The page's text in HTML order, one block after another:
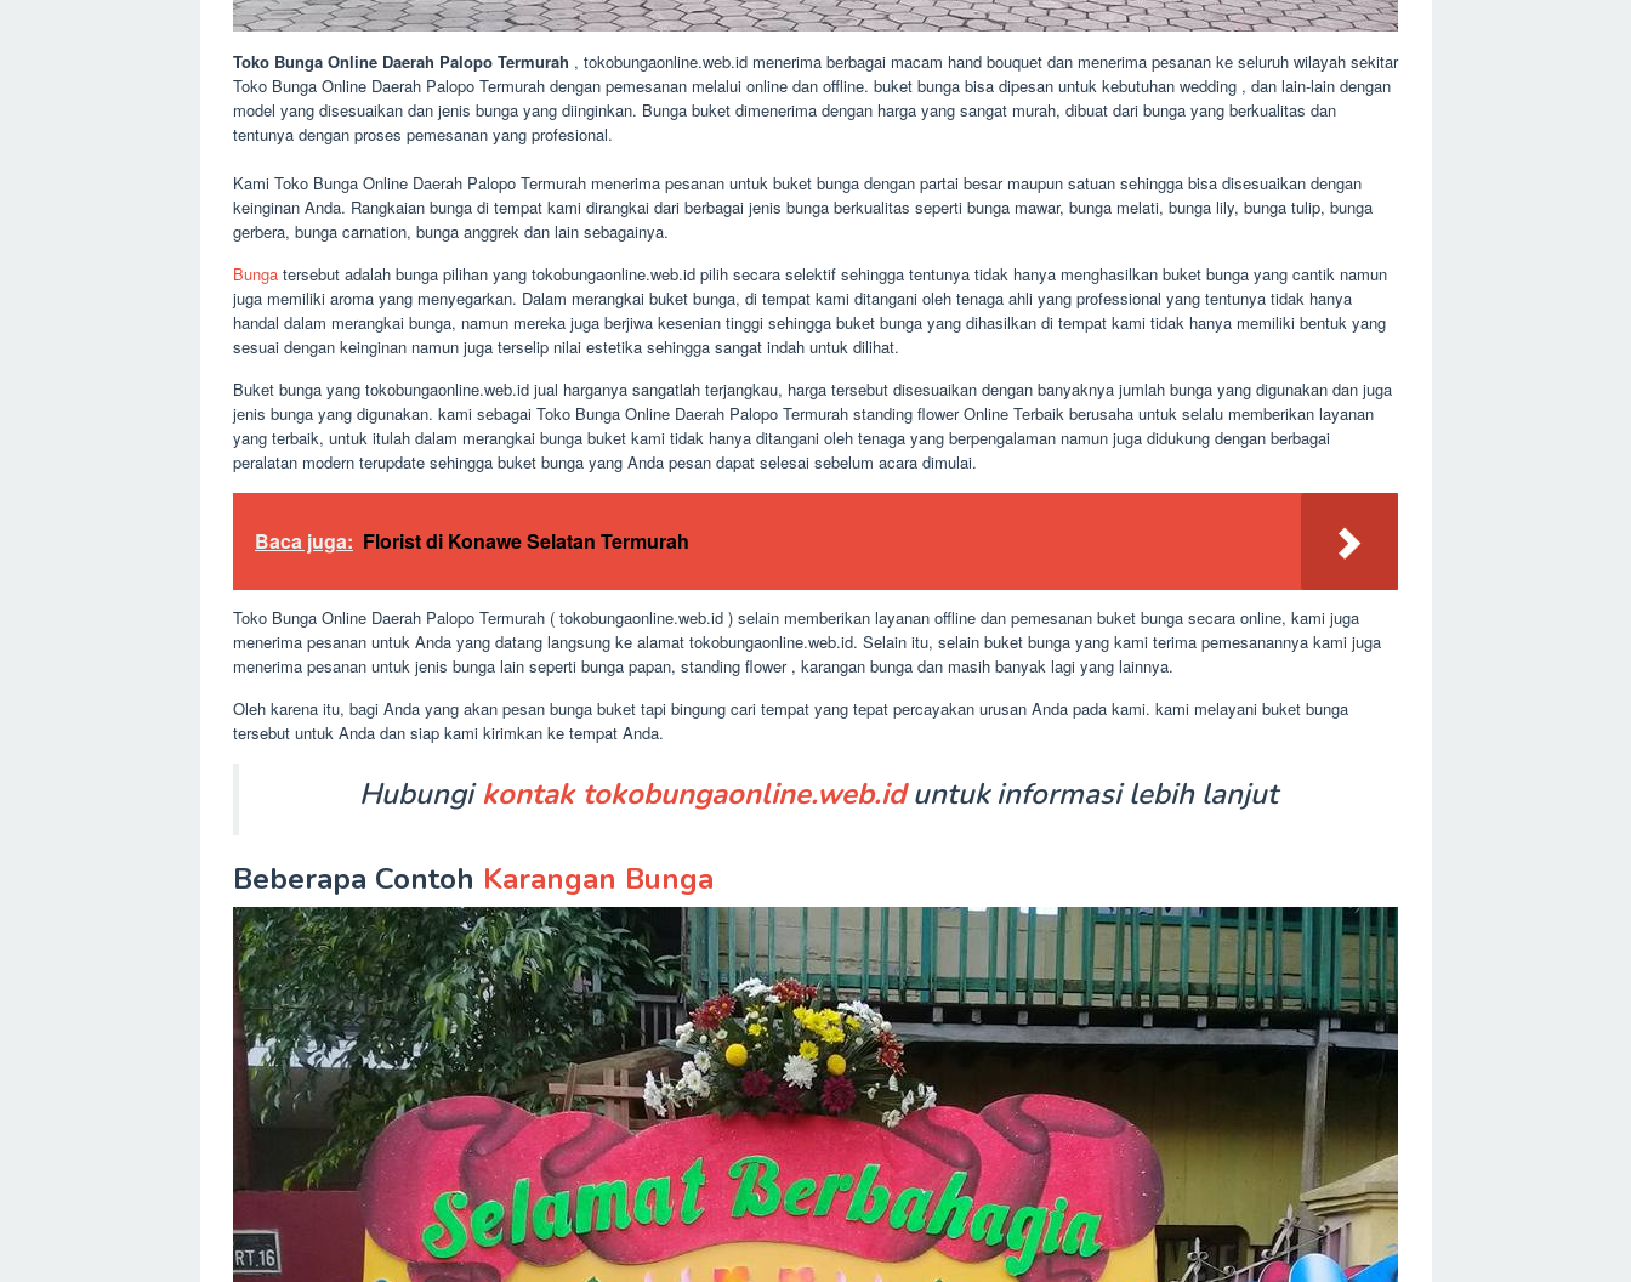
Toko Bunga Online Daerah Palopo Termurah , tokobungaonline.web.id menerima berbagai macam hand bouquet dan menerima pesanan ke seluruh wilayah sekitar
Toko Bunga Online Daerah Palopo Termurah dengan pemesanan melalui online dan offline. buket bunga bisa dipesan untuk kebutuhan wedding , dan lain-lain dengan
model yang disesuaikan dan jenis bunga yang diinginkan. Bunga buket dimenerima dengan harga yang sangat murah, dibuat dari bunga yang berkualitas dan
tentunya dengan proses pemesanan yang profesional.
Kami Toko Bunga Online Daerah Palopo Termurah menerima pesanan untuk buket bunga dengan partai besar maupun satuan sehingga bisa disesuaikan dengan
keinginan Anda. Rangkaian bunga di tempat kami dirangkai dari berbagai jenis bunga berkualitas seperti bunga mawar, bunga melati, bunga lily, bunga tulip, bunga
gerbera, bunga carnation, bunga anggrek dan lain sebagainya.
Bunga tersebut adalah bunga pilihan yang tokobungaonline.web.id pilih secara selektif sehingga tentunya tidak hanya menghasilkan buket bunga yang cantik namun
juga memiliki aroma yang menyegarkan. Dalam merangkai buket bunga, di tempat kami ditangani oleh tenaga ahli yang professional yang tentunya tidak hanya
handal dalam merangkai bunga, namun mereka juga berjiwa kesenian tinggi sehingga buket bunga yang dihasilkan di tempat kami tidak hanya memiliki bentuk yang
sesuai dengan keinginan namun juga terselip nilai estetika sehingga sangat indah untuk dilihat.
Buket bunga yang tokobungaonline.web.id jual harganya sangatlah terjangkau, harga tersebut disesuaikan dengan banyaknya jumlah bunga yang digunakan dan juga
jenis bunga yang digunakan. kami sebagai Toko Bunga Online Daerah Palopo Termurah standing flower Online Terbaik berusaha untuk selalu memberikan layanan
yang terbaik, untuk itulah dalam merangkai bunga buket kami tidak hanya ditangani oleh tenaga yang berpengalaman namun juga didukung dengan berbagai
peralatan modern terupdate sehingga buket bunga yang Anda pesan dapat selesai sebelum acara dimulai.
Baca juga: Florist di Konawe Selatan Termurah
Toko Bunga Online Daerah Palopo Termurah ( tokobungaonline.web.id ) selain memberikan layanan offline dan pemesanan buket bunga secara online, kami juga
menerima pesanan untuk Anda yang datang langsung ke alamat tokobungaonline.web.id. Selain itu, selain buket bunga yang kami terima pemesanannya kami juga
menerima pesanan untuk jenis bunga lain seperti bunga papan, standing flower , karangan bunga dan masih banyak lagi yang lainnya.
Oleh karena itu, bagi Anda yang akan pesan bunga buket tapi bingung cari tempat yang tepat percayakan urusan Anda pada kami. kami melayani buket bunga
tersebut untuk Anda dan siap kami kirimkan ke tempat Anda.
Hubungi kontak tokobungaonline.web.iduntuk informasi lebih lanjut
Beberapa Contoh Karangan Bunga